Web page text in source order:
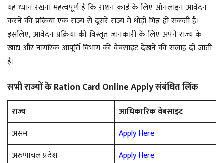
यह ध्यान रखना महत्वपूर्ण है कि राशन कार्ड के लिए ऑनलाइन आवेदन
करने की प्रक्रिया एक राज्य से दूसरे राज्य में थोड़ी भिन्न हो सकती है।
इसलिए, आवेदन प्रक्रिया की विस्तृत जानकारी के लिए अपने राज्य के
खाद्य और नागरिक आपूर्ति विभाग की वेबसाइट देखने की सलाह दी जाती
है।
सभी राज्यों के Ration Card Online Apply संबंधित लिंक
राज्य
आधिकारिक वेबसाइट
असम
Apply Here
अरुणाचल प्रदेश
Apply Here